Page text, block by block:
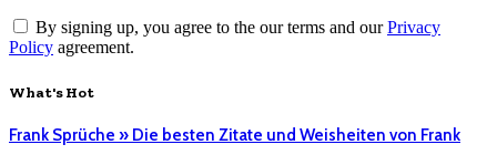
By signing up, you agree to the our terms and ourPrivacy
Policy agreement.
What's Hot
Frank Sprüche » Die besten Zitate und Weisheiten von Frank